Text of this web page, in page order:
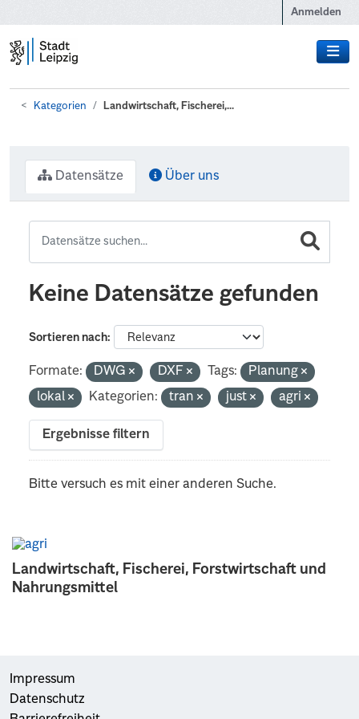
Anmelden
Kategorien Landwirtschaft, Fischerei,...
Landwirtschaft, Fischerei, Forstwirtschaft und
Nahrungsmittel
Datensätze Über uns
Keine Datensätze gefunden
Sortieren nach
Formate: DWG DXF Tags:
Planung
lokal
Kategorien: tran just agri
Ergebnisse filtern
Bitte versuch es mit einer anderen Suche.
Impressum
Datenschutz